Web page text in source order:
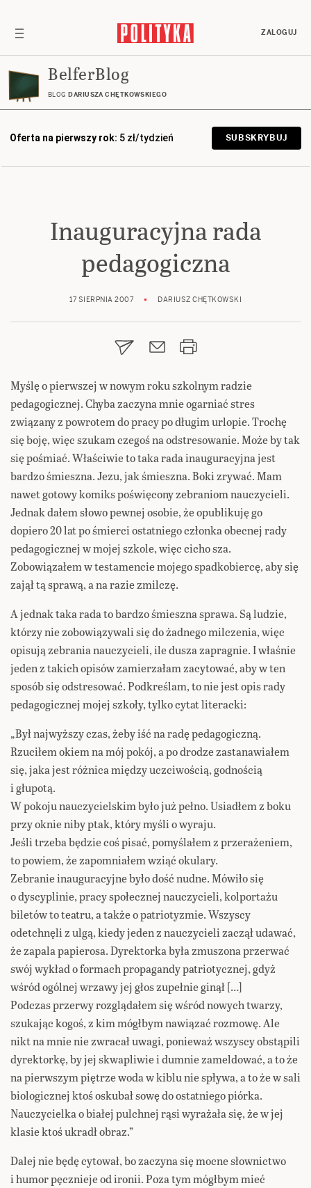
ZALOGUJ
BelferBlog
BLOG DARIUSZA CHĘTKOWSKIEGO
Oferta na pierwszy rok: 5 zł/tydzień SUBSKRYBUJ
Inauguracyjna rada
pedagogiczna
17 SIERPNIA 2007 DARIUSZ CHĘTKOWSKI
Myślę o pierwszej w nowym roku szkolnym radzie
pedagogicznej. Chyba zaczyna mnie ogarniać stres
związany z powrotem do pracy po długim urlopie. Trochę
się boję, więc szukam czegoś na odstresowanie. Może by tak
się pośmiać. Właściwie to taka rada inauguracyjna jest
bardzo śmieszna. Jezu, jak śmieszna. Boki zrywać. Mam
nawet gotowy komiks poświęcony zebraniom nauczycieli.
Jednak dałem słowo pewnej osobie, że opublikuję go
dopiero 20 lat po śmierci ostatniego członka obecnej rady
pedagogicznej w mojej szkole, więc cicho sza.
Zobowiązałem w testamencie mojego spadkobiercę, aby się
zajął tą sprawą, a na razie zmilczę.
A jednak taka rada to bardzo śmieszna sprawa. Są ludzie,
którzy nie zobowiązywali się do żadnego milczenia, więc
opisują zebrania nauczycieli, ile dusza zapragnie. I właśnie
jeden z takich opisów zamierzałam zacytować, aby w ten
sposób się odstresować. Podkreślam, to nie jest opis rady
pedagogicznej mojej szkoły, tylko cytat literacki:
„Był najwyższy czas, żeby iść na radę pedagogiczną.
Rzuciłem okiem na mój pokój, a po drodze zastanawiałem
się, jaka jest różnica między uczciwością, godnością
i głupotą.
W pokoju nauczycielskim było już pełno. Usiadłem z boku
przy oknie niby ptak, który myśli o wyraju.
Jeśli trzeba będzie coś pisać, pomyślałem z przerażeniem,
to powiem, że zapomniałem wziąć okulary.
Zebranie inauguracyjne było dość nudne. Mówiło się
o dyscyplinie, pracy społecznej nauczycieli, kolportażu
biletów to teatru, a także o patriotyzmie. Wszyscy
odetchnęli z ulgą, kiedy jeden z nauczycieli zaczął udawać,
że zapala papierosa. Dyrektorka była zmuszona przerwać
swój wykład o formach propagandy patriotycznej, gdyż
wśród ogólnej wrzawy jej głos zupełnie ginął […]
Podczas przerwy rozglądałem się wśród nowych twarzy,
szukając kogoś, z kim mógłbym nawiązać rozmowę. Ale
nikt na mnie nie zwracał uwagi, ponieważ wszyscy obstąpili
dyrektorkę, by jej skwapliwie i dumnie zameldować, a to że
na pierwszym piętrze woda w kiblu nie spływa, a to że w sali
biologicznej ktoś oskubał sowę do ostatniego piórka.
Nauczycielka o białej pulchnej rąsi wyrażała się, że w jej
klasie ktoś ukradł obraz.”
Dalej nie będę cytował, bo zaczyna się mocne słownictwo
i humor pęcznieje od ironii. Poza tym mógłbym mieć